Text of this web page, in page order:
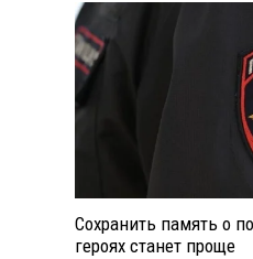
Сохранить память о
героях станет проще